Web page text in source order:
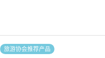
旅游协会推荐产品